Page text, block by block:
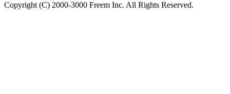
Copyright (C) 2000-3000 Freem Inc. All Rights Reserved.